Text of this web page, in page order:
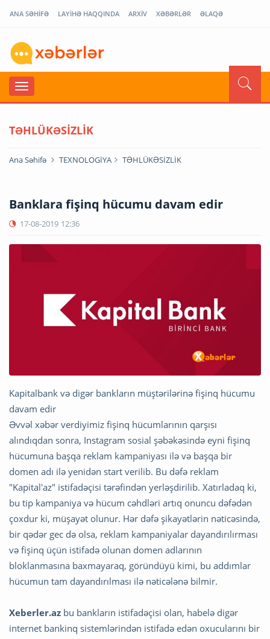
ANA SƏHİFƏ LAYİHƏ HAQQINDA ARXİV XƏBƏRLƏR ƏLAQƏ
TƏHLÜKƏSİZLİK
Ana Səhifə TEXNOLOGİYA TƏHLÜKƏSİZLİK
Banklara fişinq hücumu davam edir
17-08-2019 12:36
Kapitalbank və digər bankların müştərilərinə fişinq hücumu
davam edir
Əvvəl xəbər verdiyimiz fişinq hücumlarının qarşısı
alındıqdan sonra, Instagram sosial şəbəkəsində eyni fişinq
hücumuna başqa reklam kampaniyası ilə və başqa bir
domen adı ilə yenidən start verilib. Bu dəfə reklam
"Kapital'az" istifadəçisi tərəfindən yerləşdirilib. Xatırladaq ki,
bu tip kampaniya və hücum cəhdləri artıq onuncu dəfədən
çoxdur ki, müşayət olunur. Hər dəfə şikayətlərin nəticəsində,
bir qədər gec də olsa, reklam kampaniyalar dayandırılırması
və fişinq üçün istifadə olunan domen adlarının
bloklanmasına baxmayaraq, göründüyü kimi, bu addımlar
hücumun tam dayandırılması ilə nəticələnə bilmir.
Xeberler.az bu bankların istifadəçisi olan, habelə digər
internet bankinq sistemlərindən istifadə edən oxucularını bir